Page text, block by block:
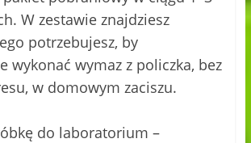
W zestawie znajdziesz
potrzebujesz, by
wykonać wymaz z policzka, bez
w domowym zaciszu.
do laboratorium –